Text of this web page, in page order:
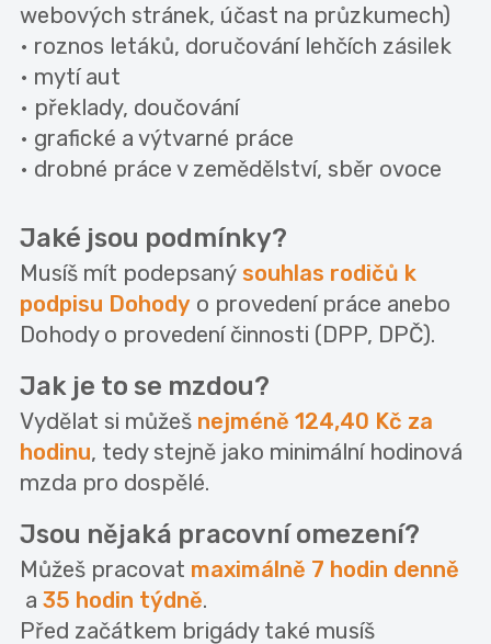
webových stránek, účast na průzkumech)
• roznos letáků, doručování lehčích zásilek
• mytí aut
• překlady, doučování
• grafické a výtvarné práce
• drobné práce v zemědělství, sběr ovoce
Jaké jsou podmínky?
Musíš mít podepsaný souhlas rodičů k
podpisu Dohody o provedení práce anebo
Dohody o provedení činnosti (DPP, DPČ).
Jak je to se mzdou?
Vydělat si můžeš nejméně 124,40 Kč za
hodinu, tedy stejně jako minimální hodinová
mzda pro dospělé.
Jsou nějaká pracovní omezení?
Můžeš pracovat maximálně 7 hodin denně
a 35 hodin týdně.
Před začátkem brigády také musíš